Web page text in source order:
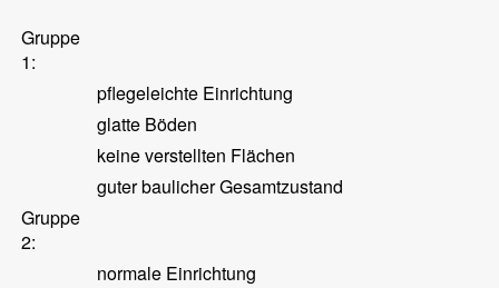
Gruppe
1:
pflegeleichte Einrichtung
glatte Böden
keine verstellten Flächen
guter baulicher Gesamtzustand
Gruppe
2:
normale Einrichtung